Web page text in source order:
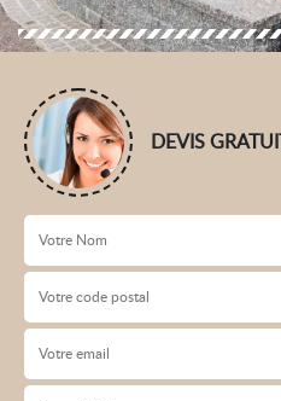
DEVIS GRATUIT